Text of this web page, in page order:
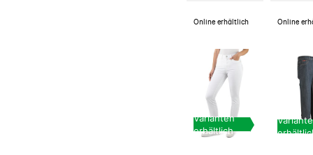
Online erhältlich
Varianten
erhältlich
Online